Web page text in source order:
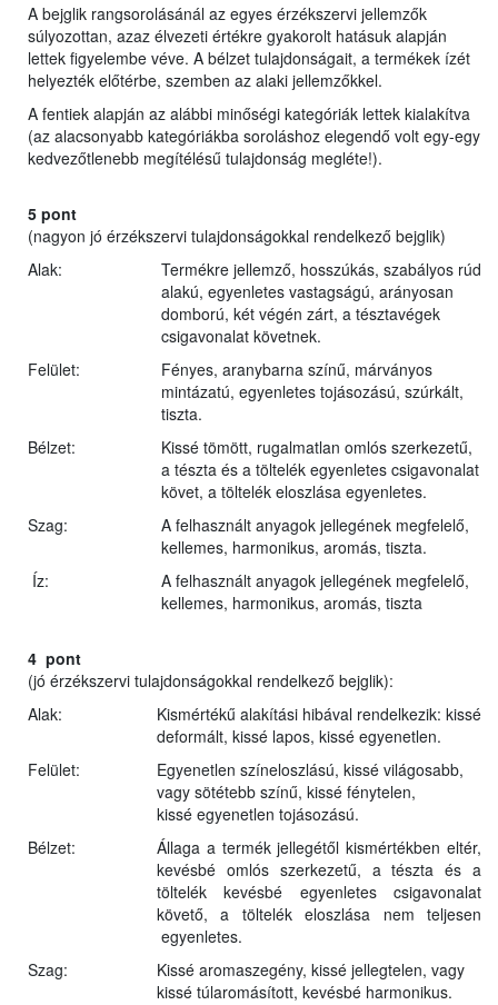
A bejglik rangsorolásánál az egyes érzékszervi jellemzők
súlyozottan, azaz élvezeti értékre gyakorolt hatásuk alapján
lettek figyelembe véve. A bélzet tulajdonságait, a termékek ízét
helyezték előtérbe, szemben az alaki jellemzőkkel.
A fentiek alapján az alábbi minőségi kategóriák lettek kialakítva
(az alacsonyabb kategóriákba soroláshoz elegendő volt egy-egy
kedvezőtlenebb megítélésű tulajdonság megléte!).
5 pont
(nagyon jó érzékszervi tulajdonságokkal rendelkező bejglik)
Alak:
Termékre jellemző, hosszúkás, szabályos rúd
alakú, egyenletes vastagságú, arányosan
domború, két végén zárt, a tésztavégek
csigavonalat követnek.
Felület:
Fényes, aranybarna színű, márványos
mintázatú, egyenletes tojásozású, szúrkált,
tiszta.
Bélzet:
Kissé tömött, rugalmatlan omlós szerkezetű,
a tészta és a töltelék egyenletes csigavonalat
követ, a töltelék eloszlása egyenletes.
Szag:
A felhasznált anyagok jellegének megfelelő,
kellemes, harmonikus, aromás, tiszta.
Íz:
A felhasznált anyagok jellegének megfelelő,
kellemes, harmonikus, aromás, tiszta
4 pont
(jó érzékszervi tulajdonságokkal rendelkező bejglik):
Alak:
Kismértékű alakítási hibával rendelkezik: kissé
deformált, kissé lapos, kissé egyenetlen.
Felület:
Egyenetlen színeloszlású, kissé világosabb,
vagy sötétebb színű, kissé fénytelen,
kissé egyenetlen tojásozású.
Bélzet:
Állaga a termék jellegétől kismértékben eltér,
kevésbé omlós szerkezetű, a tészta és a
töltelék kevésbé egyenletes csigavonalat
követő, a töltelék eloszlása nem teljesen
egyenletes.
Szag:
Kissé aromaszegény, kissé jellegtelen, vagy
kissé túlaromásított, kevésbé harmonikus.